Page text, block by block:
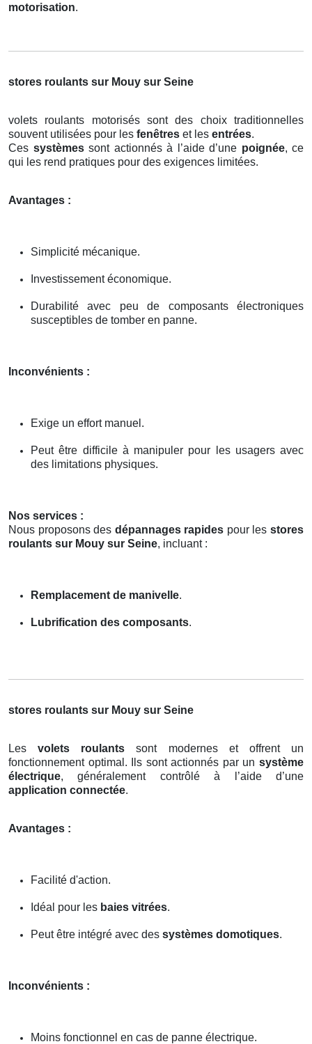
motorisation.
stores roulants sur Mouy sur Seine
volets roulants motorisés sont des choix traditionnelles
souvent utilisées pour les fenêtres et les entrées.
Ces systèmessont actionnés à l’aide d’une poignée, ce
qui les rend pratiques pour des exigences limitées.
Avantages :
Simplicité mécanique.
Investissement économique.
Durabilité avec peu de composants électroniques
susceptibles de tomber en panne.
Inconvénients :
Exige un effort manuel.
Peut être difficile à manipuler pour les usagers avec
des limitations physiques.
Nos services :
Nous proposons des dépannages rapides pour lesstores
roulants sur Mouy sur Seine, incluant :
Remplacement de manivelle.
Lubrification des composants.
stores roulants sur Mouy sur Seine
Lesvolets roulants sont modernes et offrent un
fonctionnement optimal. Ils sont actionnés par un système
électrique, généralement contrôlé à l’aide d’une
application connectée.
Avantages :
Facilité d'action.
Idéal pour les baies vitrées.
Peut être intégré avec des systèmes domotiques.
Inconvénients :
Moins fonctionnel en cas de panne électrique.